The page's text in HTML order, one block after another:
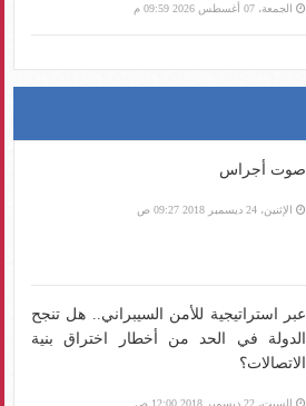
الجمعة، 07 أغسطس 2026 09:59 م
صوت أجراس
الإثنين، 24 ديسمبر 2018 09:27 ص
عبر استراتيجية للأمن السيبراني.. هل تنجح
الدولة في الحد من أخطار اختراق بنية
الاتصالات؟
السبت، 22 ديسمبر 2018 12:00 ص